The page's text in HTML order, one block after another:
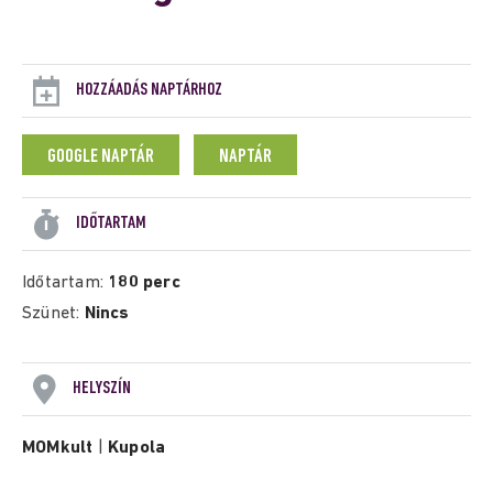
HOZZÁADÁS NAPTÁRHOZ
GOOGLE NAPTÁR NAPTÁR
IDŐTARTAM
Időtartam: 180 perc
Szünet: Nincs
HELYSZÍN
MOMkult Kupola